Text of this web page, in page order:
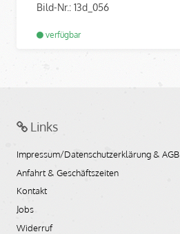
Bild-Nr.: 13d_056
verfügbar
Links
Impressum/Datenschutzerklärung & AGB
Anfahrt & Geschäftszeiten
Kontakt
Jobs
Widerruf